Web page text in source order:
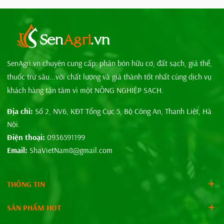
nắng phân sẽ thấm dần xuống đất, tạo ra dinh dưỡng cho cây -
cách này không tối ưu, vì không giúp đất tơi xốp, giúp đất thoát
nước, hoặc giũa ẩm.
SenAgri.vn chuyên cung cấp: phân bón hữu cơ, đất sạch, giá thể,
thuốc trừ sâu...với chất lượng và giá thành tốt nhất cùng dịch vụ
khách hàng tận tâm vì một NÔNG NGHIỆP SẠCH.
Địa chỉ: Số 2, NV6, KĐT Tổng Cục 5, Bộ Công An, Thanh Liệt, Hà
Nội.
Điện thoại: 0936591199
Email: ShaVietNam8@gmail.com
THÔNG TIN
SẢN PHẨM HOT